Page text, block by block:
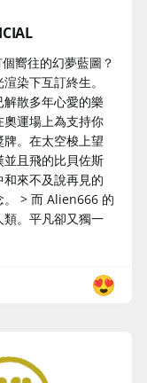
嚮往的幻夢藍圖？
染下互訂終生。
散多年心愛的樂
運場上為支持你
。在太空梭上望
且飛的比貝佐斯
來不及說再見的
。 > 而 Alien666 的
。平凡卻又獨一